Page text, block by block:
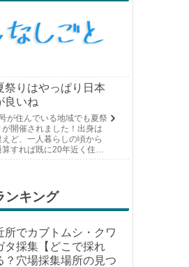
祭りはやっぱり日本
良いね
が住んでいる地域でも夏祭
が開催されました！出身は
えど、一人暮らしの頃から
算すれば既に20年近く住ん
。そして、それは2号嫁も同
ようで、夏祭りが近いづい...
ンキング
所でカブトムシ・クワ
タ採集【どこで採れ
？穴場採集場所の見つ